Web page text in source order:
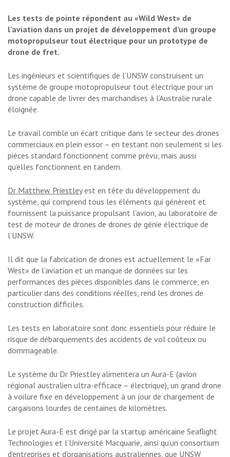
Les tests de pointe répondent au «Wild West» de
l’aviation dans un projet de développement d’un groupe
motopropulseur tout électrique pour un prototype de
drone de fret.
Les ingénieurs et scientifiques de l’UNSW construisent un
système de groupe motopropulseur tout électrique pour un
drone capable de livrer des marchandises à l’Australie rurale
éloignée.
Le travail comble un écart critique dans le secteur des drones
commerciaux en plein essor – en testant non seulement si les
pièces standard fonctionnent comme prévu, mais aussi
qu’elles fonctionnent en tandem.
Dr Matthew Priestleyest en tête du développement du
système, qui comprend tous les éléments qui génèrent et
fournissent la puissance propulsant l’avion, au laboratoire de
test de moteur de drones de drones de génie électrique de
l’UNSW.
Il dit que la fabrication de drones est actuellement le «Far
West» de l’aviation et un manque de données sur les
performances des pièces disponibles dans le commerce, en
particulier dans des conditions réelles, rend les drones de
construction difficiles.
Les tests en laboratoire sont donc essentiels pour réduire le
risque de débarquements des accidents de vol coûteux ou
dommageable.
Le système du Dr Priestley alimentera un Aura-E (avion
régional australien ultra-efficace – électrique), un grand drone
à voilure fixe en développement à un jour de chargement de
cargaisons lourdes de centaines de kilomètres.
Le projet Aura-E est dirigé par la startup américaine Seaflight
Technologies et l’Université Macquarie, ainsi qu’un consortium
d’entreprises et d’organisations australiennes, que UNSW